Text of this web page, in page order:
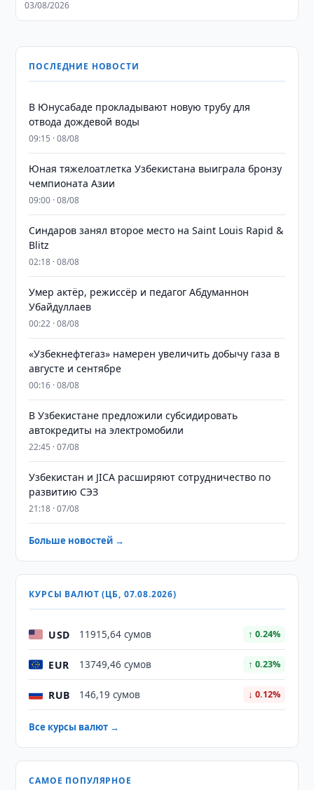
03/08/2026
ПОСЛЕДНИЕ НОВОСТИ
В Юнусабаде прокладывают новую трубу для
отвода дождевой воды
09:15 · 08/08
Юная тяжелоатлетка Узбекистана выиграла бронзу
чемпионата Азии
09:00 · 08/08
Синдаров занял второе место на Saint Louis Rapid &
Blitz
02:18 · 08/08
Умер актёр, режиссёр и педагог Абдуманнон
Убайдуллаев
00:22 · 08/08
«Узбекнефтегаз» намерен увеличить добычу газа в
августе и сентябре
00:16 · 08/08
В Узбекистане предложили субсидировать
автокредиты на электромобили
22:45 · 07/08
Узбекистан и JICA расширяют сотрудничество по
развитию СЭЗ
21:18 · 07/08
Больше новостей →
КУРСЫ ВАЛЮТ (ЦБ, 07.08.2026)
USD 11915,64 сумов ↑ 0.24%
EUR 13749,46 сумов ↑ 0.23%
RUB 146,19 сумов ↓ 0.12%
Все курсы валют →
САМОЕ ПОПУЛЯРНОЕ